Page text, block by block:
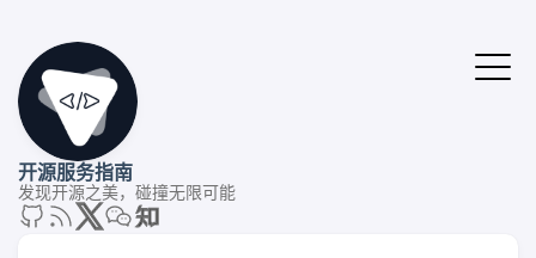
开源服务指南
发现开源之美，碰撞无限可能